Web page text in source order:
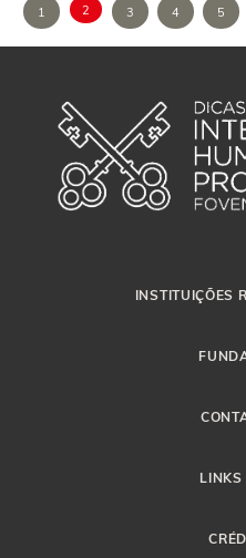
1 2 3 4 5
INSTITUIÇÕES
LINKS